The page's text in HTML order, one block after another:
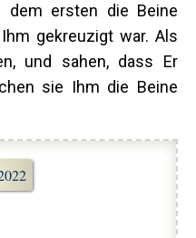
dem ersten die Beine
gekreuzigt war. Als
und sahen, dass Er
sie Ihm die Beine